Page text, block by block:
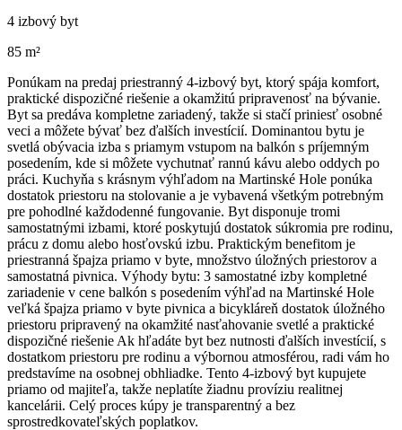
4 izbový byt
85 m²
Ponúkam na predaj priestranný 4-izbový byt, ktorý spája komfort,
praktické dispozičné riešenie a okamžitú pripravenosť na bývanie.
Byt sa predáva kompletne zariadený, takže si stačí priniesť osobné
veci a môžete bývať bez ďalších investícií. Dominantou bytu je
svetlá obývacia izba s priamym vstupom na balkón s príjemným
posedením, kde si môžete vychutnať rannú kávu alebo oddych po
práci. Kuchyňa s krásnym výhľadom na Martinské Hole ponúka
dostatok priestoru na stolovanie a je vybavená všetkým potrebným
pre pohodlné každodenné fungovanie. Byt disponuje tromi
samostatnými izbami, ktoré poskytujú dostatok súkromia pre rodinu,
prácu z domu alebo hosťovskú izbu. Praktickým benefitom je
priestranná špajza priamo v byte, množstvo úložných priestorov a
samostatná pivnica. Výhody bytu: 3 samostatné izby kompletné
zariadenie v cene balkón s posedením výhľad na Martinské Hole
veľká špajza priamo v byte pivnica a bicykláreň dostatok úložného
priestoru pripravený na okamžité nasťahovanie svetlé a praktické
dispozičné riešenie Ak hľadáte byt bez nutnosti ďalších investícií, s
dostatkom priestoru pre rodinu a výbornou atmosférou, radi vám ho
predstavíme na osobnej obhliadke. Tento 4-izbový byt kupujete
priamo od majiteľa, takže neplatíte žiadnu províziu realitnej
kancelárii. Celý proces kúpy je transparentný a bez
sprostredkovateľských poplatkov.